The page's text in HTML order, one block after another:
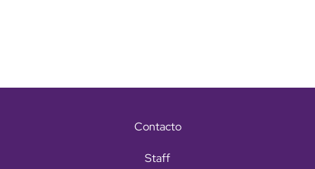
Contacto
Staff